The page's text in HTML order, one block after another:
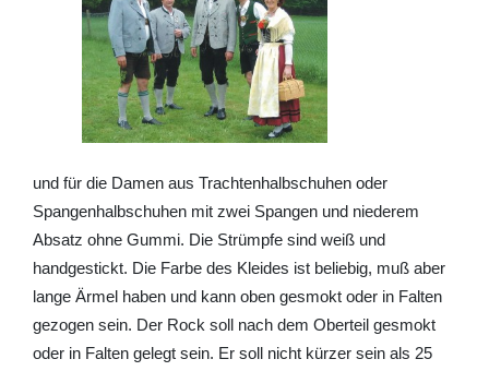
und für die Damen aus Trachtenhalbschuhen oder
Spangenhalbschuhen mit zwei Spangen und niederem
Absatz ohne Gummi. Die Strümpfe sind weiß und
handgestickt. Die Farbe des Kleides ist beliebig, muß aber
lange Ärmel haben und kann oben gesmokt oder in Falten
gezogen sein. Der Rock soll nach dem Oberteil gesmokt
oder in Falten gelegt sein. Er soll nicht kürzer sein als 25